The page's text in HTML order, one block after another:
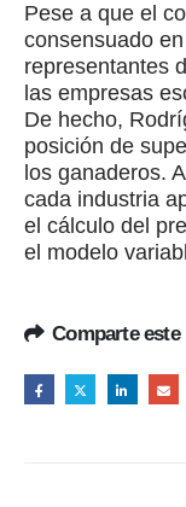
Pese a que el
consensuado
representantes
las empresas
De hecho,
posición de
los ganaderos.
cada industria
el cálculo del
el modelo
Comparte este